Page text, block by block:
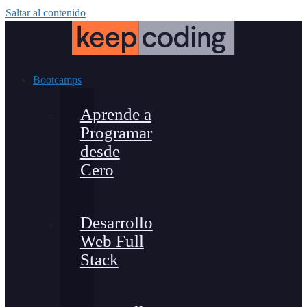
Saltar al contenido
Bootcamps
Aprende a
Programar
desde
Cero
Desarrollo
Web Full
Stack